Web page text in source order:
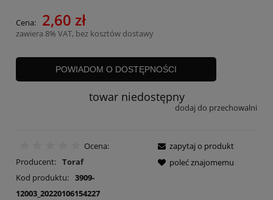
Cena: 2,60 zł
zawiera 8% VAT, bez kosztów dostawy
POWIADOM O DOSTĘPNOŚCI
towar niedostępny
dodaj do przechowalni
Ocena:
Producent: Toraf
Kod produktu: 3909-
12003_20220106154227
zapytaj o produkt
poleć znajomemu